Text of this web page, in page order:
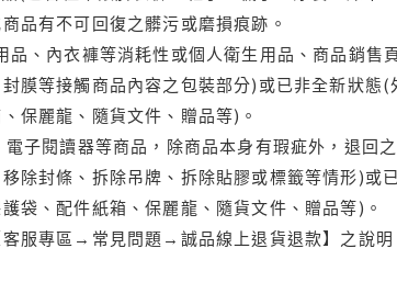
品有不可回復之髒污或磨損痕跡。
品、內衣褲等消耗性或個人衛生用品、商品銷
膜等接觸商品內容之包裝部分)或已非全新狀
保麗龍、隨貨文件、贈品等)。
電子閱讀器等商品，除商品本身有瑕疵外，退回
除封條、拆除吊牌、拆除貼膠或標籤等情形)
袋、配件紙箱、保麗龍、隨貨文件、贈品等)。
服專區→常見問題→誠品線上退貨退款】之說明